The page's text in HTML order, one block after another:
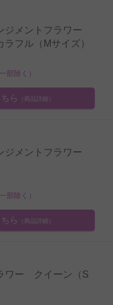
ジメントフラワー
フル（Mサイズ）
部除く）
ら （商品詳細）
ジメントフラワー
部除く）
ら （商品詳細）
ワー クイーン（S